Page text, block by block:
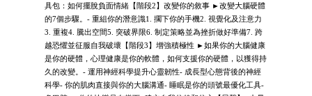
具包：如何擺脫負面情緒【階段2】改變你的敘事 ►改變大腦硬體
的7個步驟。- 重組你的潛意識1. 擱下你的手機2. 視覺化及注意力
3. 重複4. 騰出空間5. 突破界限6. 制定策略並為挫折做好準備7. 跨
越恐懼並征服自我破壞【階段3】增強積極性 ►如果你的大腦健康
是你的硬體，心理健康是你的軟體，如何支援你的硬體，以獲得持
久的改變。- 運用神經科學提升心靈韌性- 成長型心態背後的神經
科學- 你的肌肉直接與你的大腦溝通- 睡眠是你的頭號最優化工具-